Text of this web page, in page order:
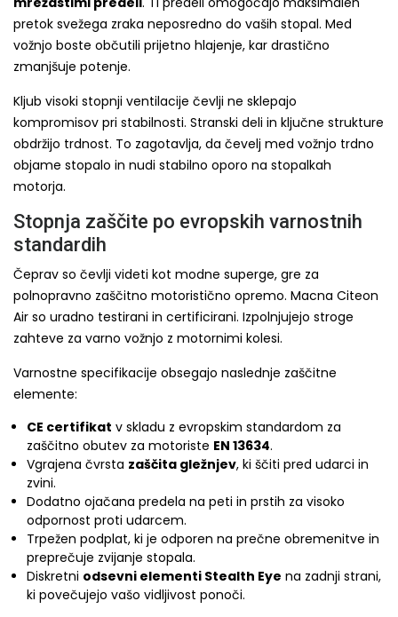
pretok svežega zraka neposredno do vaših stopal. Med
vožnjo boste občutili prijetno hlajenje, kar drastično
zmanjšuje potenje.
Kljub visoki stopnji ventilacije čevlji ne sklepajo
kompromisov pri stabilnosti. Stranski deli in ključne strukture
obdržijo trdnost. To zagotavlja, da čevelj med vožnjo trdno
objame stopalo in nudi stabilno oporo na stopalkah
motorja.
Stopnja zaščite po evropskih varnostnih
standardih
Čeprav so čevlji videti kot modne superge, gre za
polnopravno zaščitno motoristično opremo. Macna Citeon
Air so uradno testirani in certificirani. Izpolnjujejo stroge
zahteve za varno vožnjo z motornimi kolesi.
Varnostne specifikacije obsegajo naslednje zaščitne
elemente:
CE certifikat v skladu z evropskim standardom za
zaščitno obutev za motoriste EN 13634.
Vgrajena čvrsta zaščita gležnjev, ki ščiti pred udarci in
zvini.
Dodatno ojačana predela na peti in prstih za visoko
odpornost proti udarcem.
Trpežen podplat, ki je odporen na prečne obremenitve in
preprečuje zvijanje stopala.
Diskretni odsevni elementi Stealth Eye na zadnji strani,
ki povečujejo vašo vidljivost ponoči.